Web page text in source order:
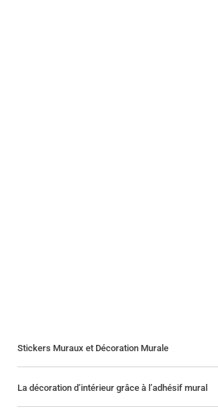
Stickers Muraux et Décoration Murale
La décoration d’intérieur grâce à l’adhésif mural